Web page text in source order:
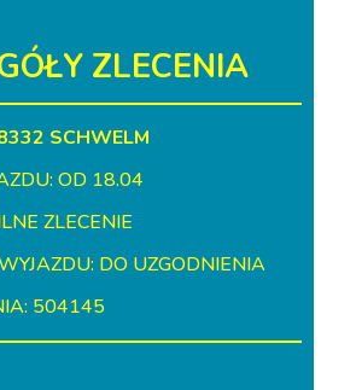
ZLECENIA
SCHWELM
OD 18.04
ZLECENIE
DO UZGODNIENIA
504145